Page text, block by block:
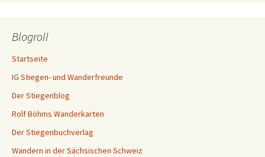
Blogroll
Startseite
IG Stiegen- und Wanderfreunde
Der Stiegenblog
Rolf Böhms Wanderkarten
Der Stiegenbuchverlag
Wandern in der Sächsischen Schweiz